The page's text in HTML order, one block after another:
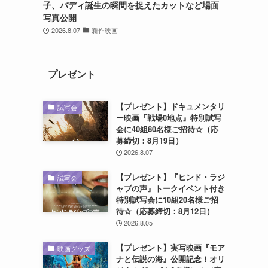
子、バディ誕生の瞬間を捉えたカットなど場面
写真公開
2026.8.07 新作映画
プレゼント
試写会
【プレゼント】ドキュメンタリ
ー映画『戦場0地点』特別試写
会に40組80名様ご招待☆（応
募締切：8月19日）
2026.8.07
試写会
【プレゼント】『ヒンド・ラジ
ャブの声』トークイベント付き
特別試写会に10組20名様ご招
待☆（応募締切：8月12日）
2026.8.05
映画グッズ
【プレゼント】実写映画『モア
ナと伝説の海』公開記念！オリ